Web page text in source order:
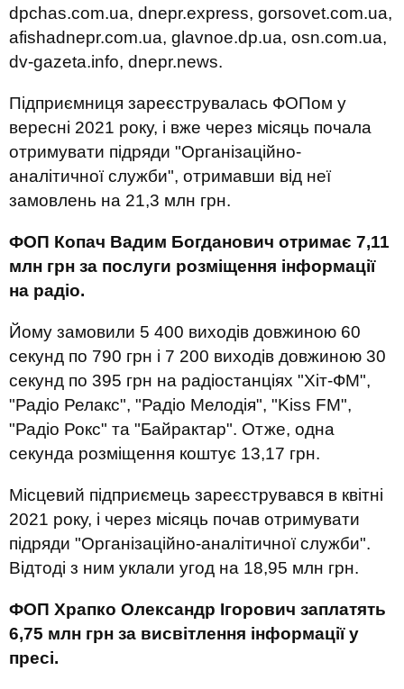
dpchas.com.ua, dnepr.express, gorsovet.com.ua,
afishadnepr.com.ua, glavnoe.dp.ua, osn.com.ua,
dv-gazeta.info, dnepr.news.
Підприємниця зареєструвалась ФОПом у
вересні 2021 року, і вже через місяць почала
отримувати підряди "Організаційно-
аналітичної служби", отримавши від неї
замовлень на 21,3 млн грн.
ФОП Копач Вадим Богданович отримає 7,11
млн грн за послуги розміщення інформації
на радіо.
Йому замовили 5 400 виходів довжиною 60
секунд по 790 грн і 7 200 виходів довжиною 30
секунд по 395 грн на радіостанціях "Хіт-ФМ",
"Радіо Релакс", "Радіо Мелодія", "Kiss FM",
"Радіо Рокс" та "Байрактар". Отже, одна
секунда розміщення коштує 13,17 грн.
Місцевий підприємець зареєструвався в квітні
2021 року, і через місяць почав отримувати
підряди "Організаційно-аналітичної служби".
Відтоді з ним уклали угод на 18,95 млн грн.
ФОП Храпко Олександр Ігорович заплатять
6,75 млн грн за висвітлення інформації у
пресі.